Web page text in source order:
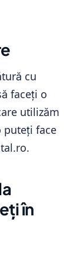
cu
faceți o
utilizăm
puteți face
în